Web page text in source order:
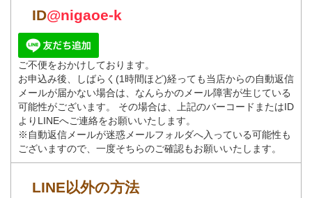
ID@nigaoe-k
ご不便をおかけしております。
お申込み後、しばらく(1時間ほど)経っても当店からの自動返信
メールが届かない場合は、なんらかのメール障害が生じている
可能性がございます。 その場合は、上記のバーコードまたはID
よりLINEへご連絡をお願いいたします。
※自動返信メールが迷惑メールフォルダへ入っている可能性も
ございますので、一度そちらのご確認もお願いいたします。
LINE以外の方法